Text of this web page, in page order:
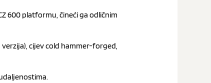
600 platformu, čineći ga odličnim
cijev cold hammer-forged,